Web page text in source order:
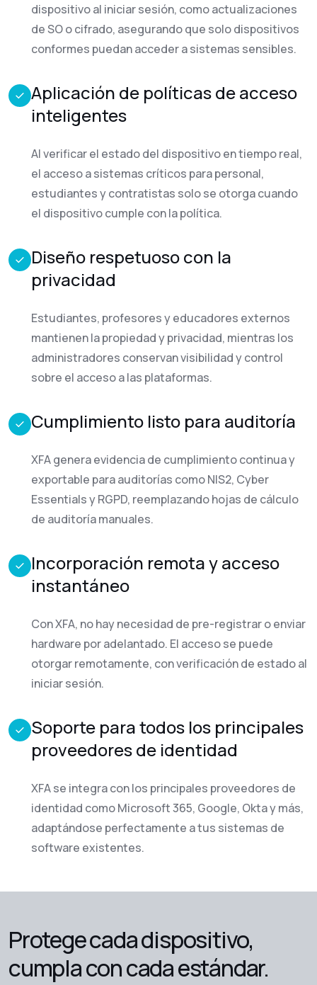
dispositivo al iniciar sesión, como actualizaciones
de SO o cifrado, asegurando que solo dispositivos
conformes puedan acceder a sistemas sensibles.
Aplicación de políticas de acceso
inteligentes
Al verificar el estado del dispositivo en tiempo real,
el acceso a sistemas críticos para personal,
estudiantes y contratistas solo se otorga cuando
el dispositivo cumple con la política.
Diseño respetuoso con la
privacidad
Estudiantes, profesores y educadores externos
mantienen la propiedad y privacidad, mientras los
administradores conservan visibilidad y control
sobre el acceso a las plataformas.
Cumplimiento listo para auditoría
XFA genera evidencia de cumplimiento continua y
exportable para auditorías como NIS2, Cyber
Essentials y RGPD, reemplazando hojas de cálculo
de auditoría manuales.
Incorporación remota y acceso
instantáneo
Con XFA, no hay necesidad de pre-registrar o enviar
hardware por adelantado. El acceso se puede
otorgar remotamente, con verificación de estado al
iniciar sesión.
Soporte para todos los principales
proveedores de identidad
XFA se integra con los principales proveedores de
identidad como Microsoft 365, Google, Okta y más,
adaptándose perfectamente a tus sistemas de
software existentes.
Protege cada dispositivo,
cumpla con cada estándar.